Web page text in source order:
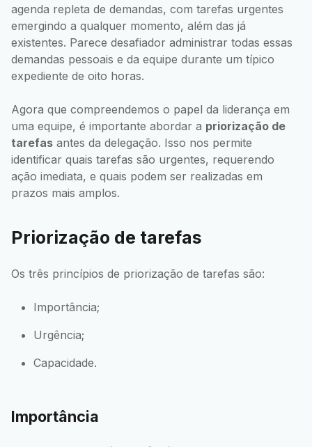
agenda repleta de demandas, com tarefas urgentes
emergindo a qualquer momento, além das já
existentes. Parece desafiador administrar todas essas
demandas pessoais e da equipe durante um típico
expediente de oito horas.
Agora que compreendemos o papel da liderança em
uma equipe, é importante abordar a priorização de
tarefas antes da delegação. Isso nos permite
identificar quais tarefas são urgentes, requerendo
ação imediata, e quais podem ser realizadas em
prazos mais amplos.
Priorização de tarefas
Os três princípios de priorização de tarefas são:
Importância;
Urgência;
Capacidade.
Importância